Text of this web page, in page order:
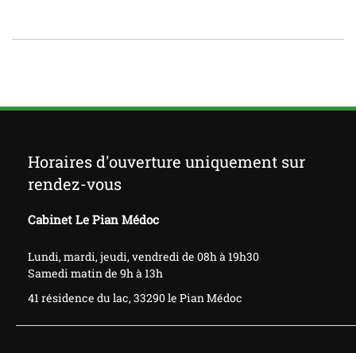
Horaires d'ouverture uniquement sur
rendez-vous
Cabinet Le Pian Médoc
Lundi, mardi, jeudi, vendredi de 08h à 19h30
Samedi matin de 9h à 13h
41 résidence du lac, 33290 le Pian Médoc